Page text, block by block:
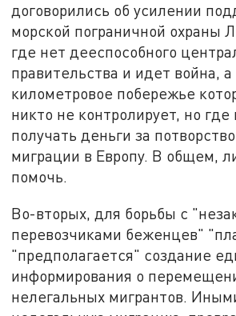
договорились об усилении
морской пограничной охраны
где нет дееспособного
правительства и идет война, а
километровое побережье
никто не контролирует, но где
получать деньги за
миграции в Европу. В общем,
помочь.
Во-вторых, для борьбы с
перевозчиками беженцев"
"предполагается" создание
информирования о
нелегальных мигрантов.